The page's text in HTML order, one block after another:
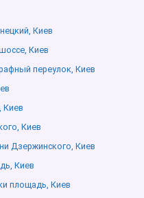
Киев
Киев
переулок, Киев
Киев
Киев
Дзержинского, Киев
Киев
площадь, Киев